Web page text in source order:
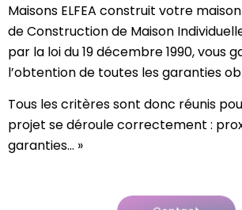
Maisons ELFEA construit votre
de Construction de Maison
par la loi du 19 décembre 1990, vous
l’obtention de toutes les garanties
Tous les critères sont donc réunis
projet se déroule correctement :
garanties… »
Contact